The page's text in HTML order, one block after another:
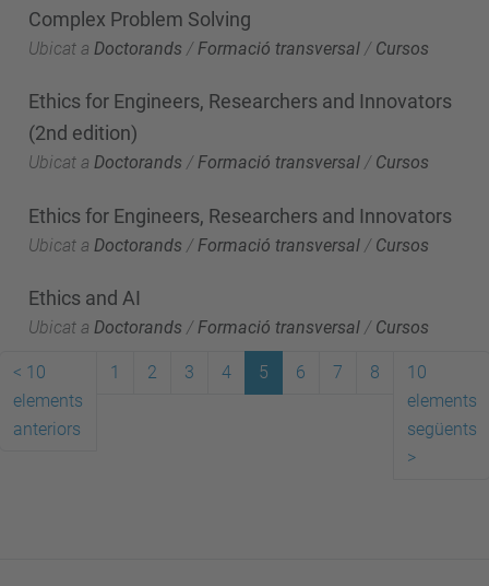
Complex Problem Solving
Ubicat a Doctorands / Formació transversal / Cursos
Ethics for Engineers, Researchers and Innovators
(2nd edition)
Ubicat a Doctorands /Formació transversal / Cursos
Ethics for Engineers, Researchers and Innovators
Ubicat a Doctorands / Formació transversal / Cursos
Ethics and AI
Ubicat a Doctorands /Formació transversal / Cursos
< 10
elements
anteriors
1 2 3 4 5 6 7 8
10
elements
següents
>